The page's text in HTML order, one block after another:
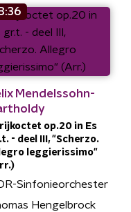
Mendelssohn-
op.20 in Es
- deel III, "Scherzo.
leggierissimo"
Sinfonieorchester
Hengelbrock